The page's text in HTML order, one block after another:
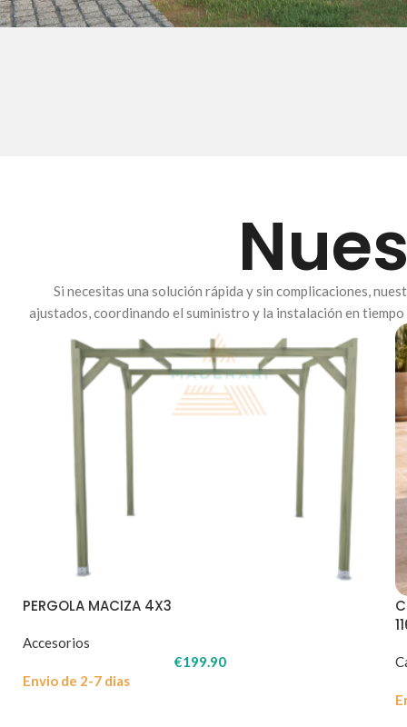
Si necesitas una solución rápida y sin complicaciones,
ajustados, coordinando el suministro y la instalación en
PERGOLA MACIZA 4X3
Accesorios
€199.90
Envio de 2-7 dias